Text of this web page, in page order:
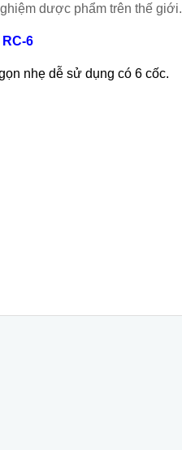
dược phẩm trên thế giới.
6
nhẹ dễ sử dụng có 6 cốc.